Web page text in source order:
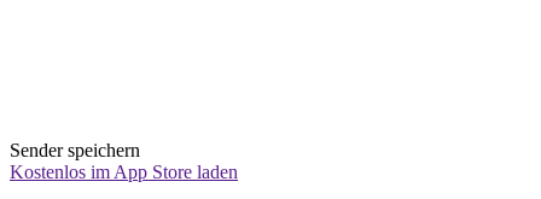
Sender speichern
Kostenlos im App Store laden